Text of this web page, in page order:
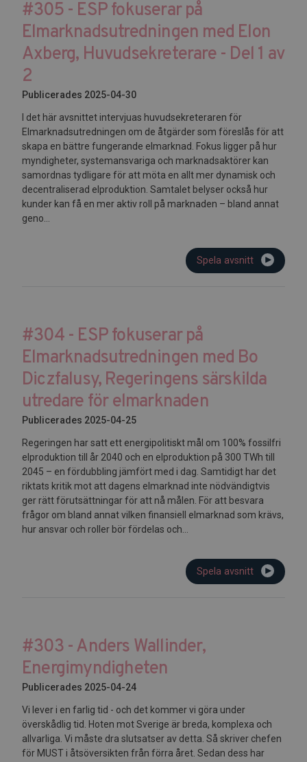
#305 - ESP fokuserar på
Elmarknadsutredningen med Elon
Axberg, Huvudsekreterare - Del 1 av
2
Publicerades 2025-04-30
I det här avsnittet intervjuas huvudsekreteraren för
Elmarknadsutredningen om de åtgärder som föreslås för att
skapa en bättre fungerande elmarknad. Fokus ligger på hur
myndigheter, systemansvariga och marknadsaktörer kan
samordnas tydligare för att möta en allt mer dynamisk och
decentraliserad elproduktion. Samtalet belyser också hur
kunder kan få en mer aktiv roll på marknaden – bland annat
geno...
Spela avsnitt
#304 - ESP fokuserar på
Elmarknadsutredningen med Bo
Diczfalusy, Regeringens särskilda
utredare för elmarknaden
Publicerades 2025-04-25
Regeringen har satt ett energipolitiskt mål om 100% fossilfri
elproduktion till år 2040 och en elproduktion på 300 TWh till
2045 – en fördubbling jämfört med i dag. Samtidigt har det
riktats kritik mot att dagens elmarknad inte nödvändigtvis
ger rätt förutsättningar för att nå målen. För att besvara
frågor om bland annat vilken finansiell elmarknad som krävs,
hur ansvar och roller bör fördelas och...
Spela avsnitt
#303 - Anders Wallinder,
Energimyndigheten
Publicerades 2025-04-24
Vi lever i en farlig tid - och det kommer vi göra under
överskådlig tid. Hoten mot Sverige är breda, komplexa och
allvarliga. Vi måste dra slutsatser av detta. Så skriver chefen
för MUST i åtsöversikten från förra året. Sedan dess har